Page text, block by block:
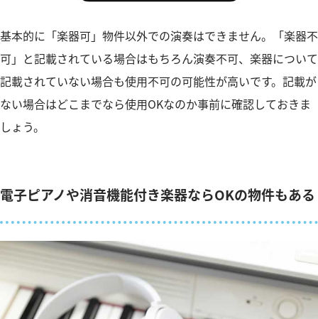
基本的に「楽器可」物件以外での演奏はできません。「楽器不
可」と記載されている場合はもちろん演奏不可、楽器について
記載されていない場合も使用不可の可能性が高いです。記載が
ない場合はどこまでなら使用OKなのか事前に確認しておきま
しょう。
電子ピアノや消音機能付き楽器ならOKの物件もある